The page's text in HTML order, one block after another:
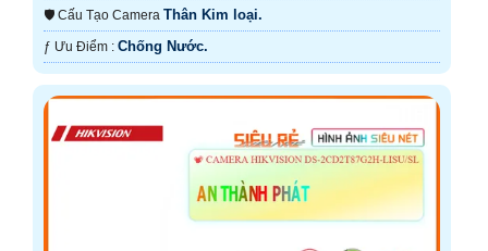
🛡 Cấu Tạo Camera Thân Kim loại.
️ƒ Ưu Điểm : Chống Nước.